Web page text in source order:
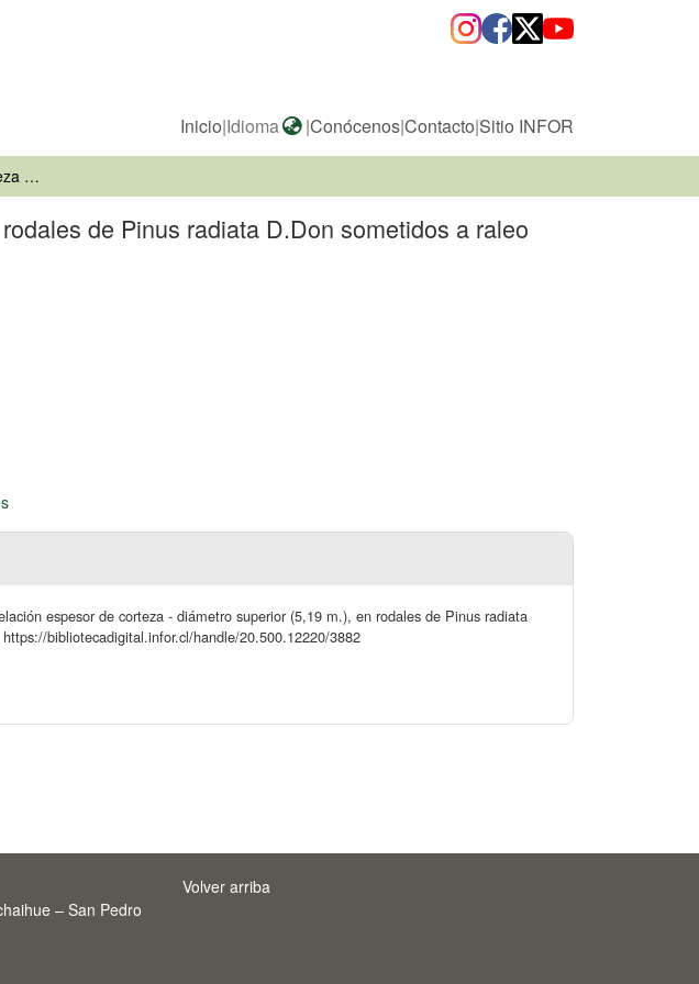
Inicio|Idioma |Conócenos|Contacto|Sitio INFOR
Relación espesor de corteza - diámetro superior (5,19 m.), en rodales de Pinus radiata D.Don sometidos a raleo
de Pinus radiata D.Don sometidos a raleo
espesor de corteza - diámetro superior (5,19 m.), en rodales de Pinus radiata
bibliotecadigital.infor.cl/handle/20.500.12220/3882
– San Pedro
Volver arriba